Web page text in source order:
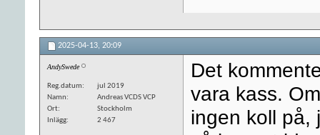
2025-04-13, 20:09
AndySwede
Reg.datum
jul 2019
Namn
Andreas VCDS VCP
Ort
Stockholm
Inlägg
2 467
Det
vara kass.
ingen koll på,